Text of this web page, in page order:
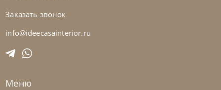
Twils
Кровать Academy Piuma
Заказать звонок
info@ideecasainterior.ru
Меню